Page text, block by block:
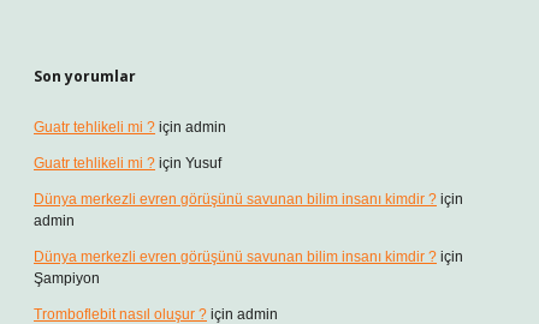
Son yorumlar
Guatr tehlikeli mi ? için admin
Guatr tehlikeli mi ? için Yusuf
Dünya merkezli evren görüşünü savunan bilim insanı kimdir ? için
admin
Dünya merkezli evren görüşünü savunan bilim insanı kimdir ? için
Şampiyon
Tromboflebit nasıl oluşur ? için admin